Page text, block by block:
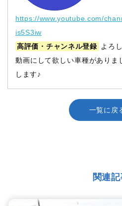
https://www.youtube.com/
is5S3iw
高評価・チャンネル登録
よろ
動画にして欲しい車種がありま
します♪
一覧に戻
関連